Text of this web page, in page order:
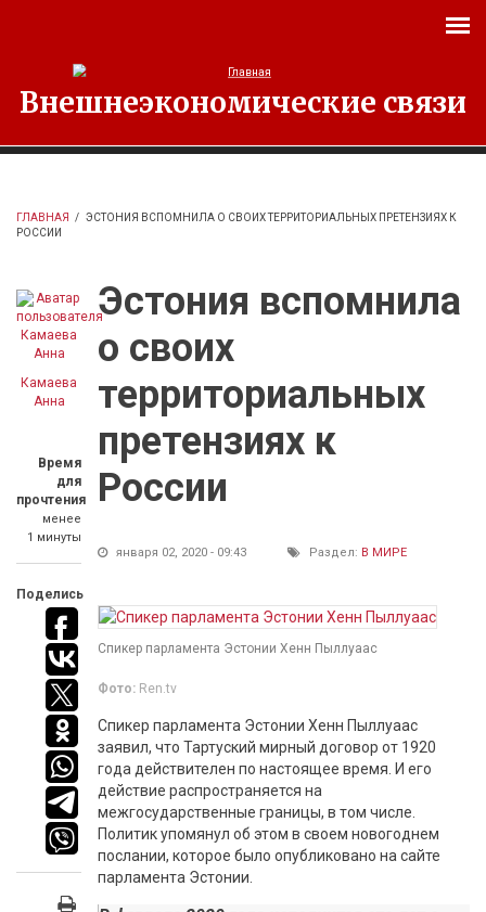
Внешнеэкономические связи
ГЛАВНАЯ / ЭСТОНИЯ ВСПОМНИЛА О СВОИХ ТЕРРИТОРИАЛЬНЫХ ПРЕТЕНЗИЯХ К
РОССИИ
Камаева
Анна
Время
для
прочтения
менее
1 минуты
Поделись
Эстония вспомнила
о своих
территориальных
претензиях к
России
января 02, 2020 - 09:43 Раздел: В МИРЕ
Спикер парламента Эстонии Хенн Пыллуаас
Фото: Ren.tv
Спикер парламента Эстонии Хенн Пыллуаас
заявил, что Тартуский мирный договор от 1920
года действителен по настоящее время. И его
действие распространяется на
межгосударственные границы, в том числе.
Политик упомянул об этом в своем новогоднем
послании, которое было опубликовано на сайте
парламента Эстонии.